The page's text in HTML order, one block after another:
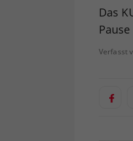
Das
Verfasst